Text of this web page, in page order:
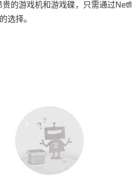
的游戏机和游戏碟，只需通过
选择。